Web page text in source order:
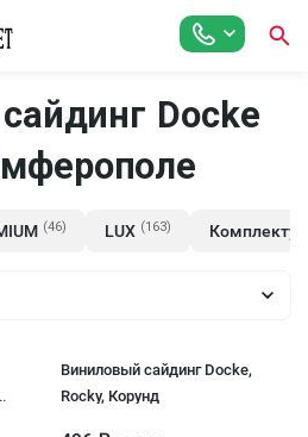
Docke
(46) LUX (163)
Виниловый сайдинг Docke,
Rocky, Корунд